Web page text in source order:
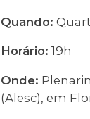
Quando:
Horário: 19h
Onde:
(Alesc), em